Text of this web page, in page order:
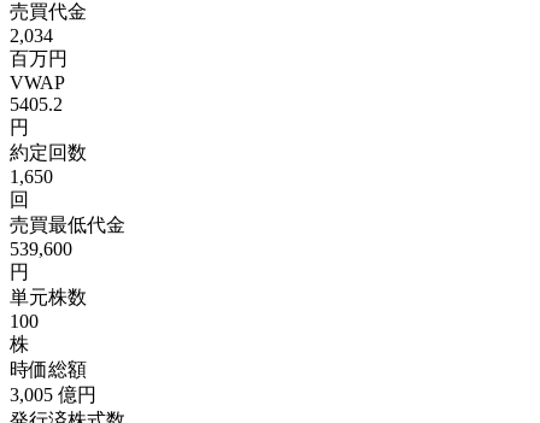
売買代金
2,034
百万円
VWAP
5405.2
円
約定回数
1,650
回
売買最低代金
539,600
円
単元株数
100
株
時価総額
3,005 億円